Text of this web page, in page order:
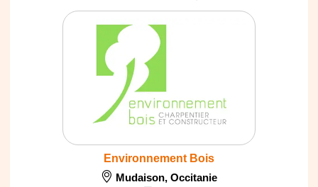
Environnement Bois
Mudaison, Occitanie